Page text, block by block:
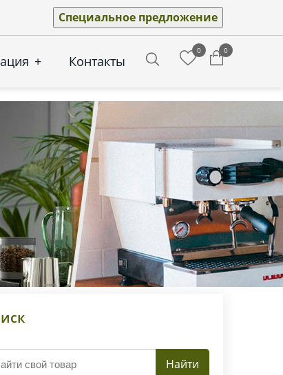
Специальное предложение
+ Контакты
0 0
Найти